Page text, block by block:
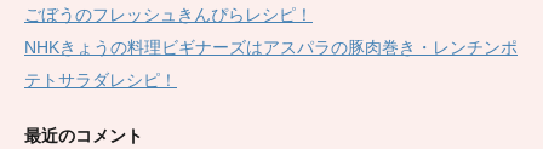
ごぼうのフレッシュきんぴらレシピ！
NHKきょうの料理ビギナーズはアスパラの豚肉巻き・レンチンポ
テトサラダレシピ！
最近のコメント